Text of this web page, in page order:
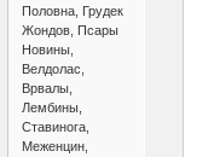
Половна, Грудек
Жондов, Псары
Новины,
Велдолас,
Врвалы,
Лембины,
Ставинога,
Меженцин,